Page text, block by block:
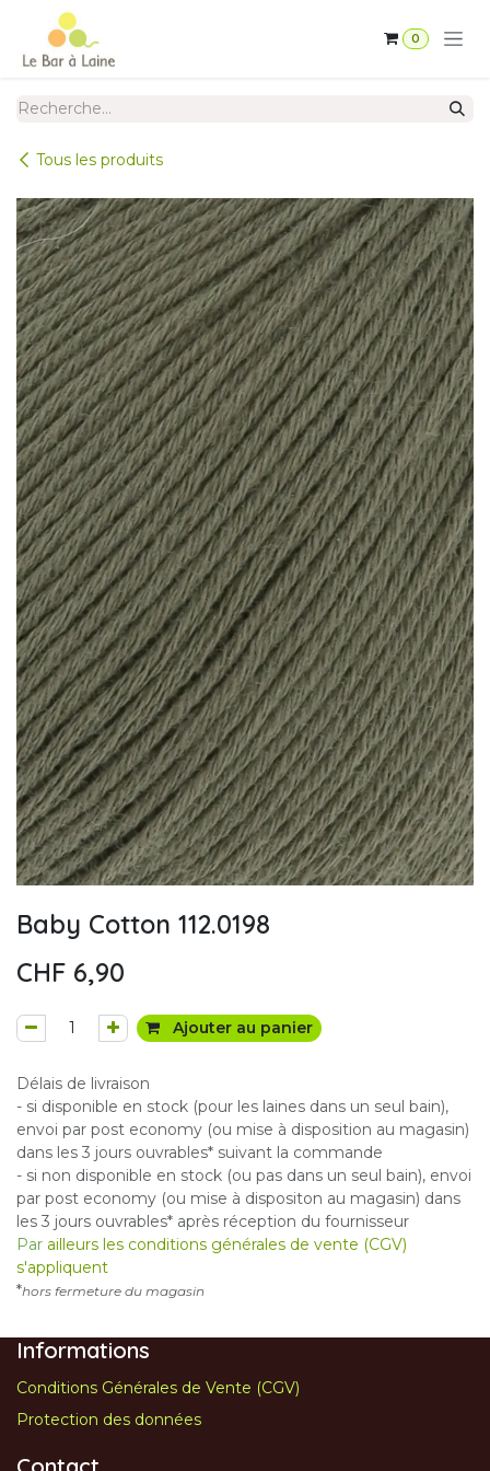
Se rendre au contenu
0
Tous les produits
Baby Cotton 112.0198
CHF 6,90
Ajouter au panier
Délais de livraison
- si disponible en stock (pour les laines dans un seul bain),
envoi par post economy (ou mise à disposition au magasin)
dans les 3 jours ouvrables* suivant la commande
- si non disponible en stock (ou pas dans un seul bain), envoi
par post economy (ou mise à dispositon au magasin) dans
les 3 jours ouvrables* après réception du fournisseur
Par ailleurs les conditions générales de vente (CGV)
s'appliquent
*hors fermeture du magasin
Informations
Conditions Générales de Vente (CGV)
Protection des données